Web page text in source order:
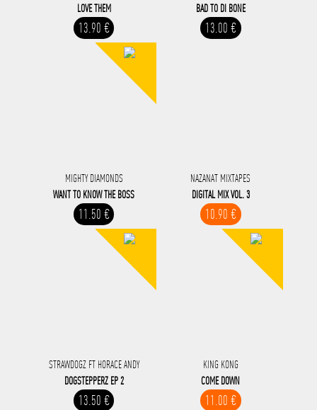
LOVE THEM
13.90 €
BAD TO DI BONE
13.00 €
MIGHTY DIAMONDS
WANT TO KNOW THE BOSS
11.50 €
NAZANAT MIXTAPES
DIGITAL MIX VOL. 3
10.90 €
STRAWDOGZ FT HORACE ANDY
DOGSTEPPERZ EP 2
13.50 €
KING KONG
COME DOWN
11.00 €